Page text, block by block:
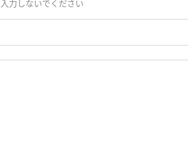
力しないでください